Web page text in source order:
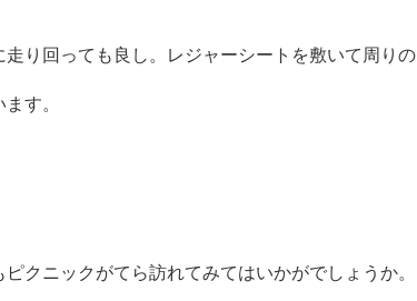
り回っても良し。レジャーシートを敷いて周りの
す。
クニックがてら訪れてみてはいかがでしょうか。